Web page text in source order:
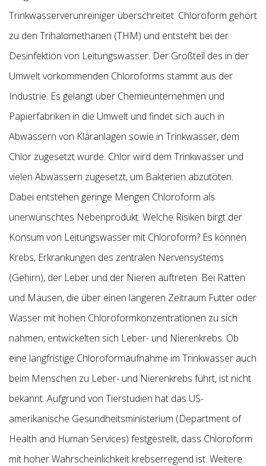
Trinkwasserverunreiniger überschreitet. Chloroform gehört
zu den Trihalomethanen (THM) und entsteht bei der
Desinfektion von Leitungswasser. Der Großteil des in der
Umwelt vorkommenden Chloroforms stammt aus der
Industrie. Es gelangt über Chemieunternehmen und
Papierfabriken in die Umwelt und findet sich auch in
Abwässern von Kläranlagen sowie in Trinkwasser, dem
Chlor zugesetzt wurde. Chlor wird dem Trinkwasser und
vielen Abwässern zugesetzt, um Bakterien abzutöten.
Dabei entstehen geringe Mengen Chloroform als
unerwünschtes Nebenprodukt. Welche Risiken birgt der
Konsum von Leitungswasser mit Chloroform? Es können
Krebs, Erkrankungen des zentralen Nervensystems
(Gehirn), der Leber und der Nieren auftreten. Bei Ratten
und Mäusen, die über einen längeren Zeitraum Futter oder
Wasser mit hohen Chloroformkonzentrationen zu sich
nahmen, entwickelten sich Leber- und Nierenkrebs. Ob
eine langfristige Chloroformaufnahme im Trinkwasser auch
beim Menschen zu Leber- und Nierenkrebs führt, ist nicht
bekannt. Aufgrund von Tierstudien hat das US-
amerikanische Gesundheitsministerium (Department of
Health and Human Services) festgestellt, dass Chloroform
mit hoher Wahrscheinlichkeit krebserregend ist. Weitere